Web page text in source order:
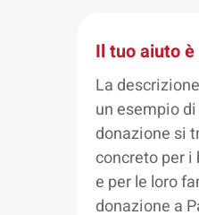
Il tuo aiuto
La
un esempio
donazione si
concreto per
e per le loro
donazione a